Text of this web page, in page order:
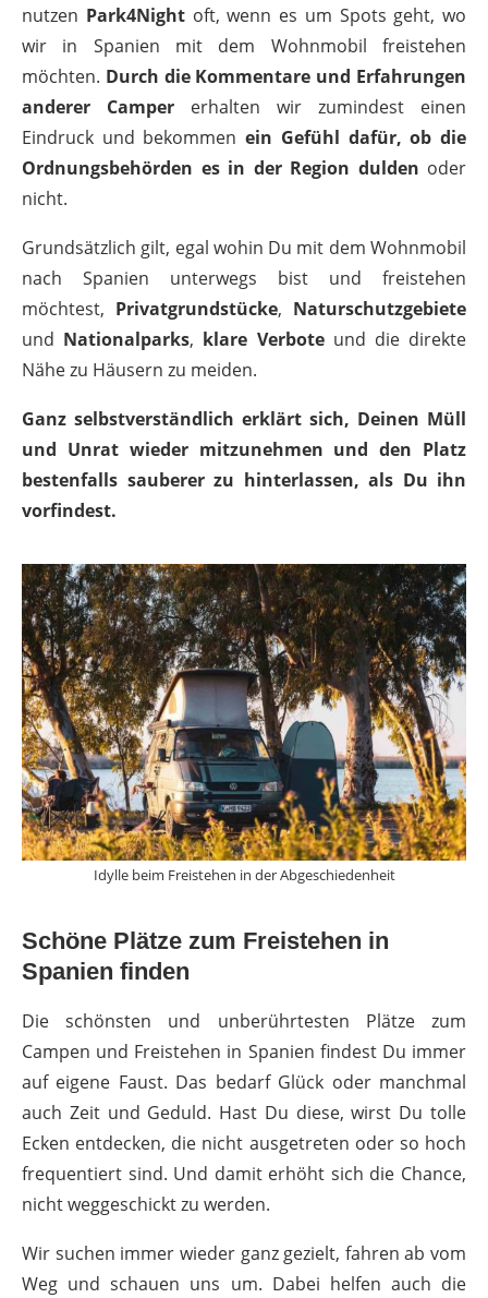
nutzen Park4Nightoft, wenn es um Spots geht, wo
wir in Spanien mit dem Wohnmobil freistehen
möchten. Durch die Kommentare und Erfahrungen
anderer Camper erhalten wir zumindest einen
Eindruck und bekommenein Gefühl dafür, ob die
Ordnungsbehörden es in der Region dulden oder
nicht.
Grundsätzlich gilt, egal wohin Du mit dem Wohnmobil
nach Spanien unterwegs bist und freistehen
möchtest, Privatgrundstücke, Naturschutzgebiete
und Nationalparks, klare Verboteund die direkte
Nähe zu Häusern zu meiden.
Ganz selbstverständlich erklärt sich, Deinen Müll
und Unrat wieder mitzunehmen und den Platz
bestenfalls sauberer zu hinterlassen, als Du ihn
vorfindest.
Idylle beim Freistehen in der Abgeschiedenheit
Schöne Plätze zum Freistehen in
Spanien finden
Die schönsten und unberührtesten Plätze zum
Campen und Freistehen in Spanien findest Du immer
auf eigene Faust. Das bedarf Glück oder manchmal
auch Zeit und Geduld. Hast Du diese, wirst Du tolle
Ecken entdecken, die nicht ausgetreten oder so hoch
frequentiert sind. Und damit erhöht sich die Chance,
nicht weggeschickt zu werden.
Wir suchen immer wieder ganz gezielt, fahren ab vom
Weg und schauen uns um. Dabei helfen auch die